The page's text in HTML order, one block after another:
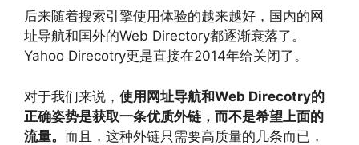
后来随着搜索引擎使用体验的越来越好，国内的网
址导航和国外的Web Directory都逐渐衰落了。
Yahoo Direcotry更是直接在2014年给关闭了。
对于我们来说， 使用网址导航和Web Direcotry的
正确姿势是获取一条优质外链，而不是希望上面的
流量。 而且，这种外链只需要高质量的几条而已，